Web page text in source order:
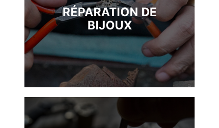
RÉPARATION DE
BIJOUX